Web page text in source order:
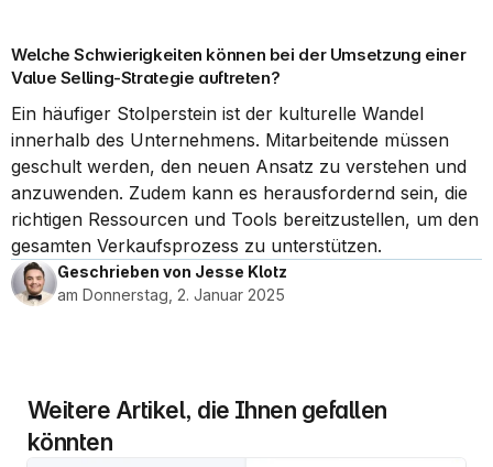
Welche Schwierigkeiten können bei der Umsetzung einer
Value Selling-Strategie auftreten?
Ein häufiger Stolperstein ist der kulturelle Wandel
innerhalb des Unternehmens. Mitarbeitende müssen
geschult werden, den neuen Ansatz zu verstehen und
anzuwenden. Zudem kann es herausfordernd sein, die
richtigen Ressourcen und Tools bereitzustellen, um den
gesamten Verkaufsprozess zu unterstützen.
Geschrieben von Jesse Klotz
am Donnerstag, 2. Januar 2025
Weitere Artikel, die Ihnen gefallen
könnten